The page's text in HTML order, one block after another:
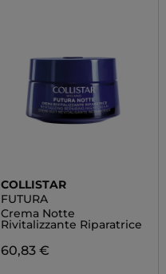
COLLISTAR
FUTURA
Crema Notte
Rivitalizzante Riparatrice
60,83 €